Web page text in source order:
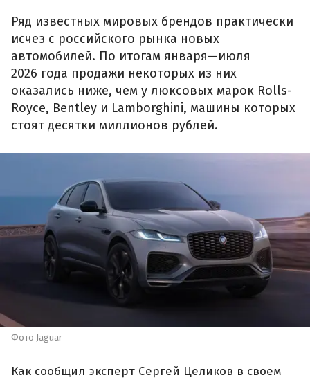
Ряд известных мировых брендов практически
исчез с российского рынка новых
автомобилей. По итогам января—июля
2026 года продажи некоторых из них
оказались ниже, чем у люксовых марок Rolls-
Royce, Bentley и Lamborghini, машины которых
стоят десятки миллионов рублей.
Фото Jaguar
Как сообщил эксперт Сергей Целиков в своем